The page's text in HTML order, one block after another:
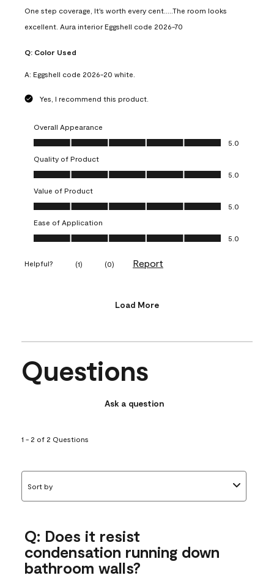
One step coverage, It's worth every cent.....The room looks
excellent. Aura interior Eggshell code 2026-70
Q: Color Used
A: Eggshell code 2026-20 white.
Yes, I recommend this product.
Overall Appearance
Overall Appearance, 5.0 out of 5
5.0
Quality of Product
Quality of Product, 5.0 out of 5
5.0
Value of Product
Value of Product, 5.0 out of 5
5.0
Ease of Application
Ease of Application, 5.0 out of 5
5.0
Helpful? (1) (0) Report
Load More
Questions
Ask a question
1 - 2 of 2 Questions
Sort by
Q: Does it resist
condensation running down
bathroom walls?